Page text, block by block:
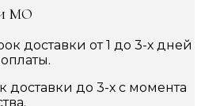
МО
доставки от 1 до 3-х дней
доставки до 3-х с момента